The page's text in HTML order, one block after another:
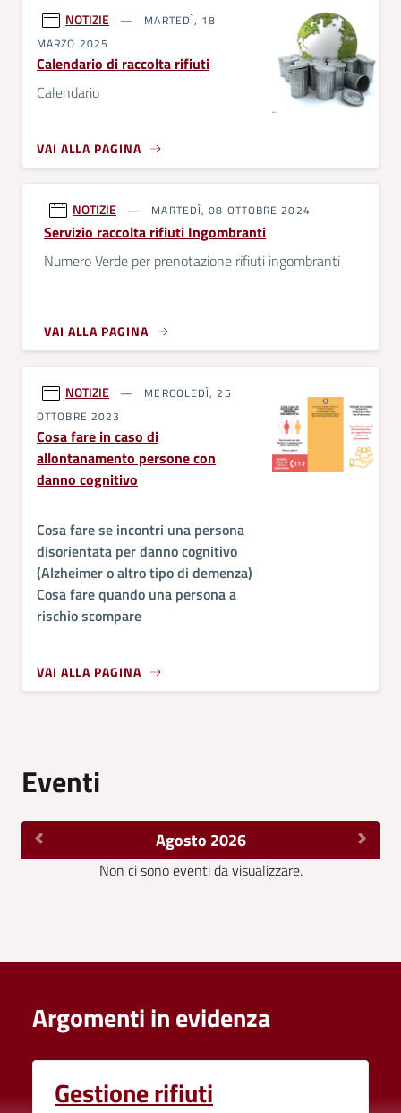
NOTIZIE
MARTEDÌ, 18
MARZO 2025
Calendario di raccolta rifiuti
Calendario
VAI ALLA PAGINA
NOTIZIE MARTEDÌ, 08 OTTOBRE 2024
Servizio raccolta rifiuti Ingombranti
Numero Verde per prenotazione rifiuti ingombranti
VAI ALLA PAGINA
NOTIZIE
MERCOLEDÌ, 25
OTTOBRE 2023
Cosa fare in caso di
allontanamento persone con
danno cognitivo
Cosa fare se incontri una persona
disorientata per danno cognitivo
(Alzheimer o altro tipo di demenza)
Cosa fare quando una persona a
rischio scompare
VAI ALLA PAGINA
Eventi
Agosto 2026
Non ci sono eventi da visualizzare.
Argomenti in evidenza
Gestione rifiuti